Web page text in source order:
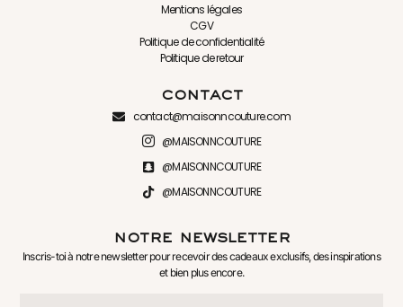
Mentions légales
CGV
Politique de confidentialité
Politique de retour
contact
contact@maisonncouture.com
@MAISONNCOUTURE
@MAISONNCOUTURE
@MAISONNCOUTURE
notre newsletter
Inscris-toi à notre newsletter pour recevoir des cadeaux exclusifs, des inspirations
et bien plus encore.